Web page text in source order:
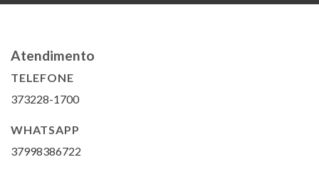
Atendimento
TELEFONE
373228-1700
WHATSAPP
37998386722